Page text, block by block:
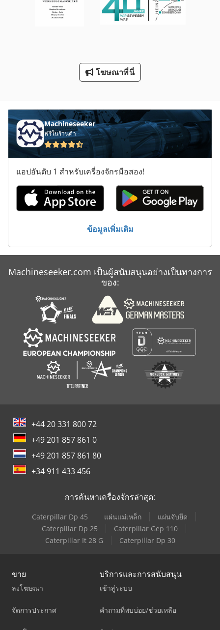
โฆษณาที่นี่
Machineseeker
ฟรีในร้านค้า
แอปอันดับ 1 สำหรับเครื่องจักรมือสอง!
ข้อมูลเพิ่มเติม
Machineseeker.com เป็นผู้สนับสนุนอย่างเป็นทางการ
ของ:
+44 20 331 800 72
+49 201 857 861 0
+49 201 857 861 80
+34 911 433 456
การค้นหาเครื่องจักรล่าสุด:
Caterpillar Dp 45 แผ่นแม่เหล็ก
แผ่นจับยึด
Caterpillar Dp 25
Caterpillar Gep 110
Caterpillar It 28 G
Caterpillar Dp 30
ขาย
ลงโฆษณา
จัดการประกาศ
บริการและการสนับสนุน
เข้าสู่ระบบ
คำถามที่พบบ่อย/ช่วยเหลือ